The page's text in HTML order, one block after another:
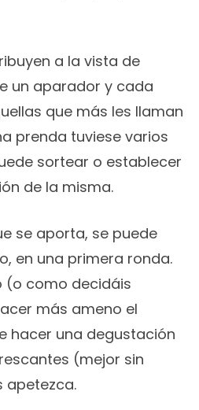
a la vista de
un aparador y cada
que más les llaman
prenda tuviese varios
sortear o establecer
de la misma.
se aporta, se puede
en una primera ronda.
(o como decidáis
más ameno el
hacer una degustación
(mejor sin
apetezca.